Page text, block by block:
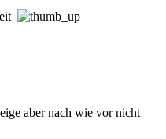
aber nach wie vor nicht